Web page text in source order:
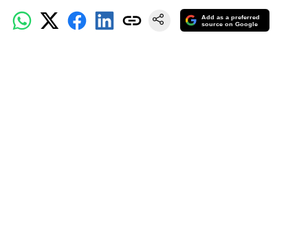
Add as a preferred
source on Google